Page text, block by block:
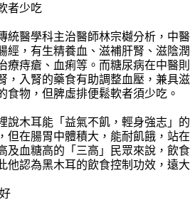
者少吃
統醫學科主治醫師林宗樾分析，中
經，有生精養血、滋補肝腎、滋陰
療痔瘡、血痢等。而糖尿病在中醫
，入腎的藥食有助調整血壓，兼具
食物，但脾虛排便鬆軟者須少吃。
說木耳能「益氣不飢，輕身強志」
但在腸胃中體積大，能耐飢餓，站
及血糖高的「三高」民眾來說，飲
他認為黑木耳的飲食控制功效，遠